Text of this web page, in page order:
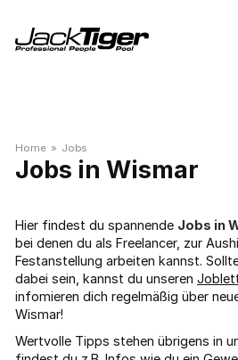
Home » Jobs
Wismar
Hier findest du spannende Jobs in
bei denen du als Freelancer, zur
Festanstellung arbeiten kannst.
dabei sein, kannst du unseren
infomieren dich regelmäßig über
Wismar!
Wertvolle Tipps stehen übrigens in